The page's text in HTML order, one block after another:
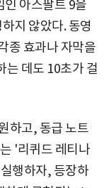
인 아스팔트 9을
지 않았다. 동영
종 효과나 자막을
는 데도 10초가 걸
하고, 동급 노트
'리퀴드 레티나
행하자, 등장하